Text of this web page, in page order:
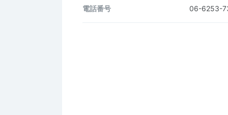
電話番号 06-6253-